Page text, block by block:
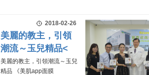
2018-02-26
美麗的教主，引領
潮流～玉兒精品<
美麗的教主，引領潮流～玉兒
精品 《美肌app面膜